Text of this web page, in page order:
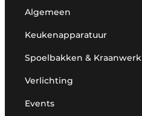
Algemeen
Keukenapparatuur
Spoelbakken & Kraanwerk
Verlichting
Events